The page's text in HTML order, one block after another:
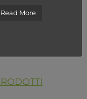
Read More